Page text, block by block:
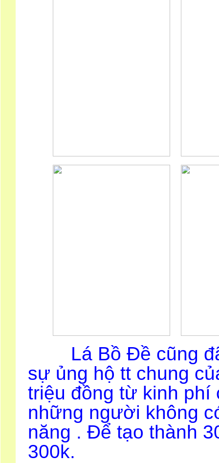
Lá Bồ Đề cũng đã
sự ủng hộ tt chung
triệu đồng từ kinh
những người không
năng . Để tạo thành
300k.